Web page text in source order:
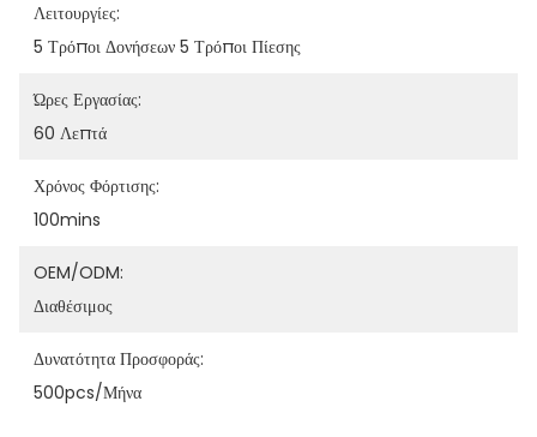
Λειτουργίες:
5 Τρόποι Δονήσεων 5 Τρόποι Πίεσης
Ώρες Εργασίας:
60 Λεπτά
Χρόνος Φόρτισης:
100mins
OEM/ODM:
Διαθέσιμος
Δυνατότητα Προσφοράς:
500pcs/μήνα